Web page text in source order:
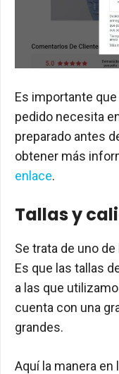
Es importante
pedido necesita
preparado antes
obtener más
enlace.
Tallas y
Se trata de uno
Es que las tallas
a las que
cuenta con una
grandes.
Aquí la manera en